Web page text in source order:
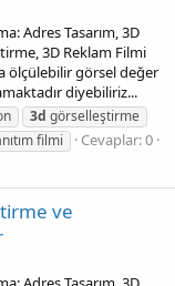
Adres Tasarım, 3D
3D Reklam Filmi
ölçülebilir görsel değer
diyebiliriz...
3d görselleştirme
filmi
Cevaplar: 0
ve